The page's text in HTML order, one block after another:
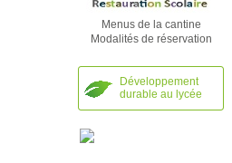
Menus de la cantine
Modalités de réservation
Développement
durable au lycée